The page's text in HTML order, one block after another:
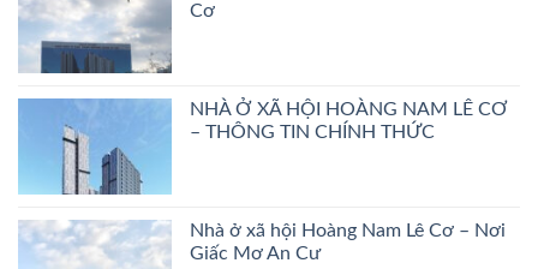
Cơ
NHÀ Ở XÃ HỘI HOÀNG NAM LÊ CƠ
– THÔNG TIN CHÍNH THỨC
Nhà ở xã hội Hoàng Nam Lê Cơ – Nơi
Giấc Mơ An Cư